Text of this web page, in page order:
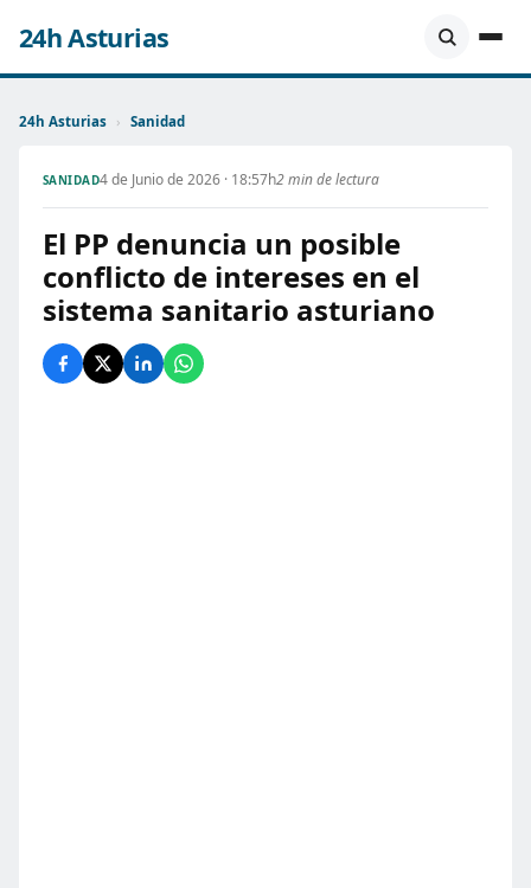
24h Asturias
24h Asturias › Sanidad
SANIDAD4 de Junio de 2026 · 18:57h2 min de lectura
El PP denuncia un posible
conflicto de intereses en el
sistema sanitario asturiano